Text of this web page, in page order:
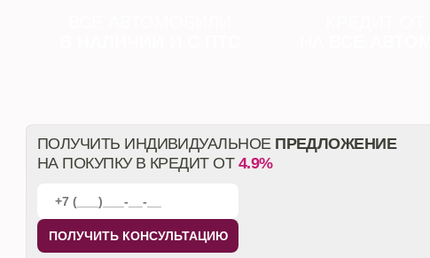
ПОЛУЧИТЬ ИНДИВИДУАЛЬНОЕ ПРЕДЛОЖЕНИЕ
НА ПОКУПКУ В КРЕДИТ ОТ 4.9%
ПОЛУЧИТЬ КОНСУЛЬТАЦИЮ